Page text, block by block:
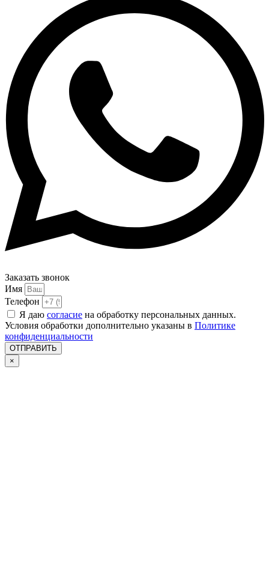
Заказать звонок
Имя
Телефон
Я даю согласие на обработку персональных данных.
Условия обработки дополнительно указаны в Политике
конфиденциальности
ОТПРАВИТЬ
×